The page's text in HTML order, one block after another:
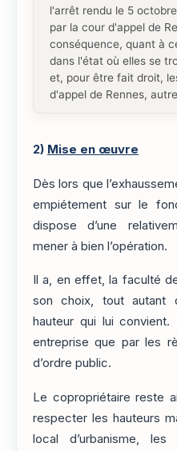
l'arrêt rendu le 5
par la cour d'appel de
conséquence, quant à
dans l'état où elles se
et, pour être fait droit,
d'appel de Rennes,
2) Mise en œuvre
Dès lors que
empiétement sur le
dispose d’une
mener à bien l’opération.
Il a, en effet, la faculté
son choix, tout autant
hauteur qui lui
entreprise que par les
d’ordre public.
Le copropriétaire reste
respecter les hauteurs
local d’urbanisme,